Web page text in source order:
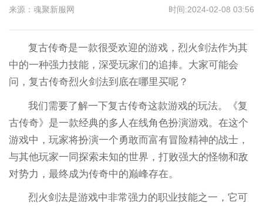
来源：魂聚新服网 时间:2024-02-08 03:56
复古传奇是一款很受欢迎的游戏，烈火剑法作为其
中的一种强力技能，深受玩家们的追捧。大家可能会
问，复古传奇烈火剑法到底在哪里买呢？
我们需要了解一下复古传奇这款游戏的玩法。《复
古传奇》是一款经典的多人在线角色扮演游戏。在这个
游戏中，玩家将扮演一个勇敢而富有冒险精神的战士，
与其他玩家一同探索未知的世界，打败强大的怪物和敌
对势力，最终成为传奇中的巅峰存在。
烈火剑法是游戏中非常强力的职业技能之一，它可